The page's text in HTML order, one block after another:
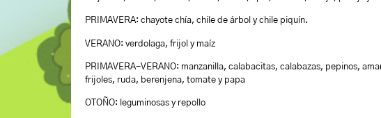
PRIMAVERA: chayote chía, chile de árbol y chile piquín.
VERANO: verdolaga, frijol y maíz
PRIMAVERA-VERANO: manzanilla, calabacitas, calabazas, pepinos,
frijoles, ruda, berenjena, tomate y papa
OTOÑO: leguminosas y repollo